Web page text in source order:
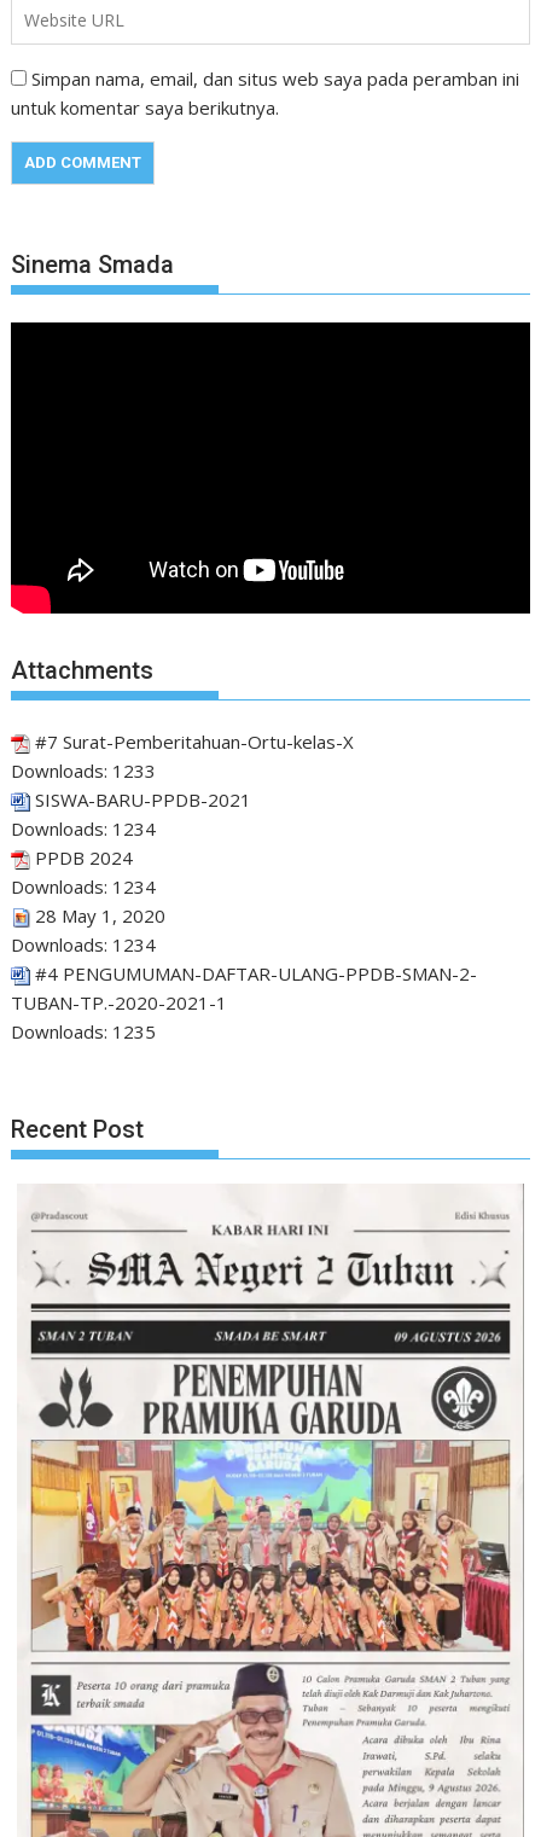
Simpan nama, email, dan situs web saya pada peramban ini
untuk komentar saya berikutnya.
Sinema Smada
Attachments
#7 Surat-Pemberitahuan-Ortu-kelas-X
Downloads: 1233
SISWA-BARU-PPDB-2021
Downloads: 1234
PPDB 2024
Downloads: 1234
28 May 1, 2020
Downloads: 1234
#4 PENGUMUMAN-DAFTAR-ULANG-PPDB-SMAN-2-
TUBAN-TP.-2020-2021-1
Downloads: 1235
Recent Post